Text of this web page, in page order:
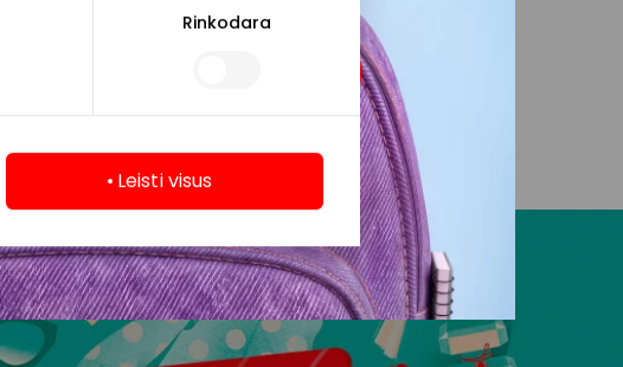
Rinkodara
Leisti visus
„Gera dovana“ savitarnos